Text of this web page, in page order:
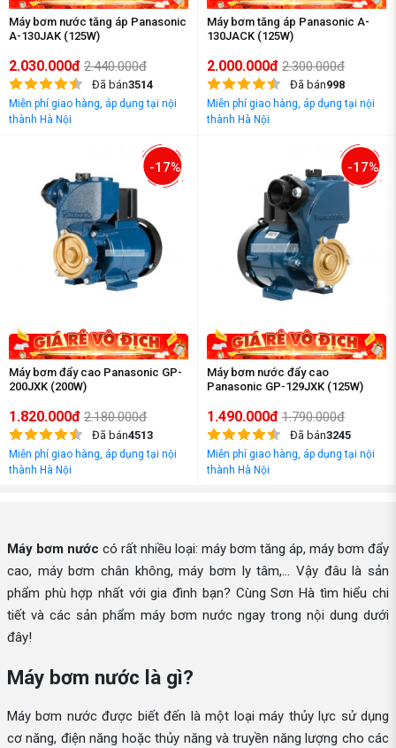
Máy bơm nước tăng áp Panasonic
A-130JAK (125W)
2.030.000đ 2.440.000đ
Đã bán3514
Miễn phí giao hàng, áp dụng tại nội
thành Hà Nội
Máy bơm tăng áp Panasonic A-
130JACK (125W)
2.000.000đ 2.300.000đ
Đã bán998
Miễn phí giao hàng, áp dụng tại nội
thành Hà Nội
-17%
Máy bơm đẩy cao Panasonic GP-
200JXK (200W)
1.820.000đ 2.180.000đ
Đã bán4513
Miễn phí giao hàng, áp dụng tại nội
thành Hà Nội
-17%
Máy bơm nước đẩy cao
Panasonic GP-129JXK (125W)
1.490.000đ 1.790.000đ
Đã bán3245
Miễn phí giao hàng, áp dụng tại nội
thành Hà Nội
Máy bơm nước có rất nhiều loại: máy bơm tăng áp, máy bơm đẩy
cao, máy bơm chân không, máy bơm ly tâm,... Vậy đâu là sản
phẩm phù hợp nhất với gia đình bạn? Cùng Sơn Hà tìm hiểu chi
tiết và các sản phẩm máy bơm nước ngay trong nội dung dưới
đây!
Máy bơm nước là gì?
Máy bơm nước được biết đến là một loại máy thủy lực sử dụng
cơ năng, điện năng hoặc thủy năng và truyền năng lượng cho các